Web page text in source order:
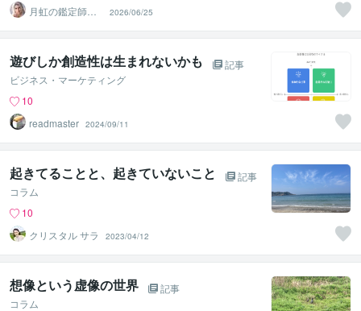
月虹の鑑定師｜
祥明 （しょうめ
い）
2026/06/25
遊びしか創造性は生まれないかも
記事
ビジネス・マーケティング
10
readmaster 2024/09/11
起きてることと、起きていないこと
記事
コラム
10
クリスタル サラ
2023/04/12
想像という虚像の世界
記事
コラム